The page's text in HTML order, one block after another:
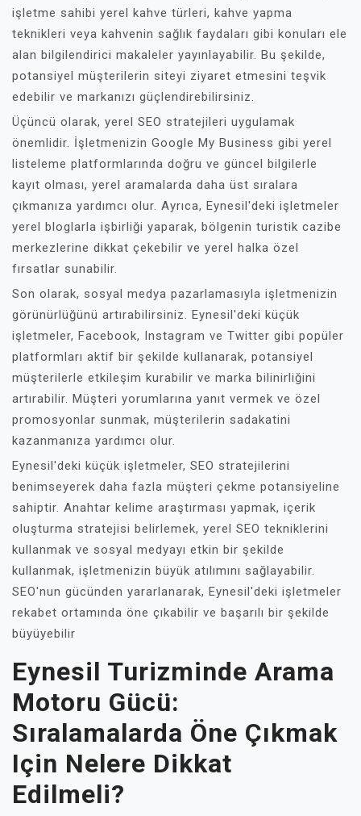
işletme sahibi yerel kahve türleri, kahve yapma
teknikleri veya kahvenin sağlık faydaları gibi konuları ele
alan bilgilendirici makaleler yayınlayabilir. Bu şekilde,
potansiyel müşterilerin siteyi ziyaret etmesini teşvik
edebilir ve markanızı güçlendirebilirsiniz.
Üçüncü olarak, yerel SEO stratejileri uygulamak
önemlidir. İşletmenizin Google My Business gibi yerel
listeleme platformlarında doğru ve güncel bilgilerle
kayıt olması, yerel aramalarda daha üst sıralara
çıkmanıza yardımcı olur. Ayrıca, Eynesil'deki işletmeler
yerel bloglarla işbirliği yaparak, bölgenin turistik cazibe
merkezlerine dikkat çekebilir ve yerel halka özel
fırsatlar sunabilir.
Son olarak, sosyal medya pazarlamasıyla işletmenizin
görünürlüğünü artırabilirsiniz. Eynesil'deki küçük
işletmeler, Facebook, Instagram ve Twitter gibi popüler
platformları aktif bir şekilde kullanarak, potansiyel
müşterilerle etkileşim kurabilir ve marka bilinirliğini
artırabilir. Müşteri yorumlarına yanıt vermek ve özel
promosyonlar sunmak, müşterilerin sadakatini
kazanmanıza yardımcı olur.
Eynesil'deki küçük işletmeler, SEO stratejilerini
benimseyerek daha fazla müşteri çekme potansiyeline
sahiptir. Anahtar kelime araştırması yapmak, içerik
oluşturma stratejisi belirlemek, yerel SEO tekniklerini
kullanmak ve sosyal medyayı etkin bir şekilde
kullanmak, işletmenizin büyük atılımını sağlayabilir.
SEO'nun gücünden yararlanarak, Eynesil'deki işletmeler
rekabet ortamında öne çıkabilir ve başarılı bir şekilde
büyüyebilir
Eynesil Turizminde Arama
Motoru Gücü:
Sıralamalarda Öne Çıkmak
Için Nelere Dikkat
Edilmeli?